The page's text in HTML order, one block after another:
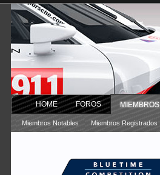
HOME FOROS MIEMBROS
Miembros Notables Miembros Registrados